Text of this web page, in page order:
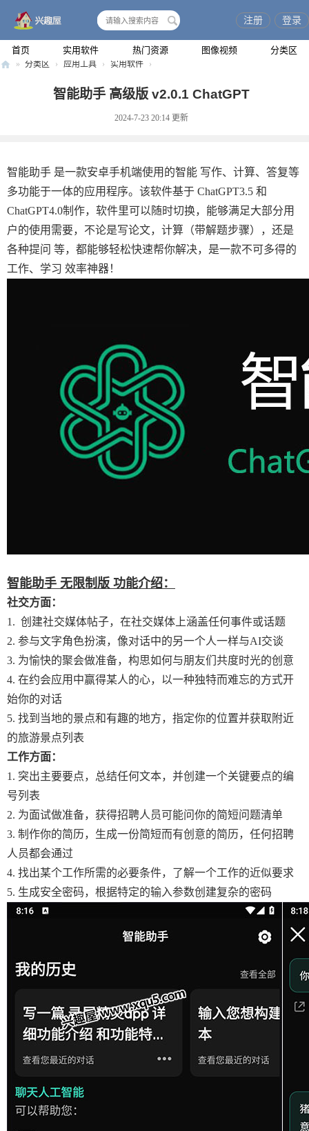
首页 实用软件 热门资源 图像视频 分类区
注册 登录
» 分类区 › 应用工具 › 实用软件 ›
智能助手 高级版 v2.0.1 ChatGPT
2024-7-23 20:14 更新
智能助手 是一款安卓手机端使用的智能 写作、计算、答复等
多功能于一体的应用程序。该软件基于 ChatGPT3.5 和
ChatGPT4.0制作，软件里可以随时切换，能够满足大部分用
户的使用需要，不论是写论文，计算（带解题步骤），还是
各种提问 等，都能够轻松快速帮你解决，是一款不可多得的
工作、学习 效率神器！
智能助手 无限制版 功能介绍：
社交方面：
1. 创建社交媒体帖子，在社交媒体上涵盖任何事件或话题
2. 参与文字角色扮演，像对话中的另一个人一样与AI交谈
3. 为愉快的聚会做准备，构思如何与朋友们共度时光的创意
4. 在约会应用中赢得某人的心，以一种独特而难忘的方式开
始你的对话
5. 找到当地的景点和有趣的地方，指定你的位置并获取附近
的旅游景点列表
工作方面：
1. 突出主要要点，总结任何文本，并创建一个关键要点的编
号列表
2. 为面试做准备，获得招聘人员可能问你的简短问题清单
3. 制作你的简历，生成一份简短而有创意的简历，任何招聘
人员都会通过
4. 找出某个工作所需的必要条件，了解一个工作的近似要求
5. 生成安全密码，根据特定的输入参数创建复杂的密码